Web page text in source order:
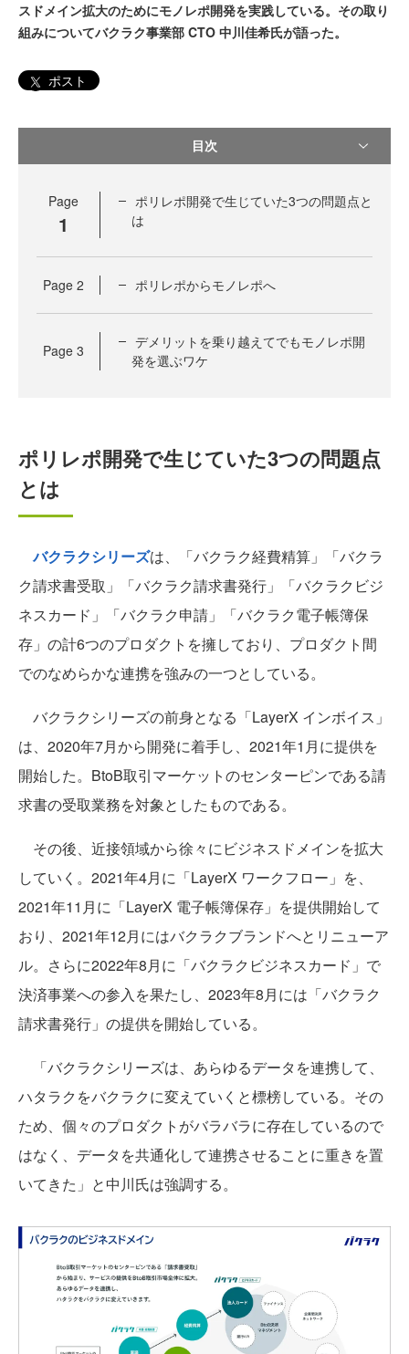
スドメイン拡大のためにモノレポ開発を実践している。その取り
組みについてバクラク事業部 CTO 中川佳希氏が語った。
ポスト
目次
Page
1
ポリレポ開発で生じていた3つの問題点と
は
Page 2 ポリレポからモノレポへ
Page 3
デメリットを乗り越えてでもモノレポ開
発を選ぶワケ
ポリレポ開発で生じていた3つの問題点
とは
バクラクシリーズは、「バクラク経費精算」「バクラ
ク請求書受取」「バクラク請求書発行」「バクラクビジ
ネスカード」「バクラク申請」「バクラク電子帳簿保
存」の計6つのプロダクトを擁しており、プロダクト間
でのなめらかな連携を強みの一つとしている。
バクラクシリーズの前身となる「LayerX インボイス」
は、2020年7月から開発に着手し、2021年1月に提供を
開始した。BtoB取引マーケットのセンターピンである請
求書の受取業務を対象としたものである。
その後、近接領域から徐々にビジネスドメインを拡大
していく。2021年4月に「LayerX ワークフロー」を、
2021年11月に「LayerX 電子帳簿保存」を提供開始して
おり、2021年12月にはバクラクブランドへとリニューア
ル。さらに2022年8月に「バクラクビジネスカード」で
決済事業への参入を果たし、2023年8月には「バクラク
請求書発行」の提供を開始している。
「バクラクシリーズは、あらゆるデータを連携して、
ハタラクをバクラクに変えていくと標榜している。その
ため、個々のプロダクトがバラバラに存在しているので
はなく、データを共通化して連携させることに重きを置
いてきた」と中川氏は強調する。